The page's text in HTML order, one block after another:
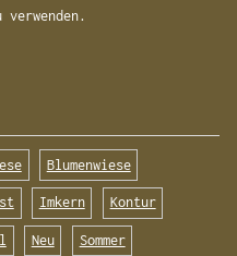
Blumenwiese
Imkern Kontur
Neu Sommer